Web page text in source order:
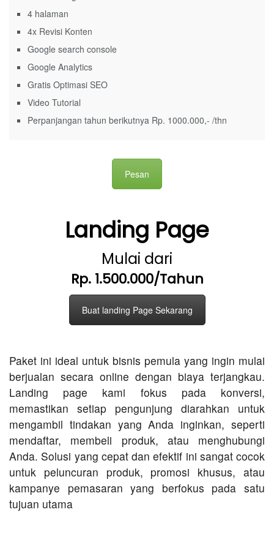
4 halaman
4x Revisi Konten
Google search console
Google Analytics
Gratis Optimasi SEO
Video Tutorial
Perpanjangan tahun berikutnya Rp. 1000.000,- /thn
Pesan
Landing Page
Mulai dari
Rp. 1.500.000/Tahun
Buat landing Page Sekarang
Paket ini ideal untuk bisnis pemula yang ingin mulai
berjualan secara online dengan biaya terjangkau.
Landing page kami fokus pada konversi,
memastikan setiap pengunjung diarahkan untuk
mengambil tindakan yang Anda inginkan, seperti
mendaftar, membeli produk, atau menghubungi
Anda. Solusi yang cepat dan efektif ini sangat cocok
untuk peluncuran produk, promosi khusus, atau
kampanye pemasaran yang berfokus pada satu
tujuan utama